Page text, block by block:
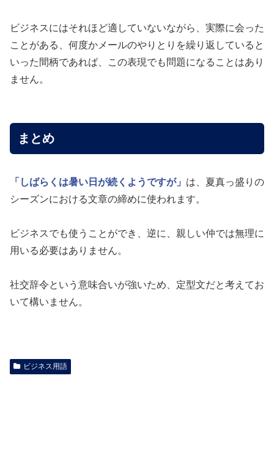
ビジネスにはそれほど適していないながら、実際に会った
ことがある、何度かメールのやりとりを繰り返していると
いった間柄であれば、この表現でも問題になることはあり
ません。
まとめ
「しばらくは暑い日が続くようですが」 は、夏真っ盛りの
シーズンにおける文章の締めに使われます。
ビジネスでも使うことができ、逆に、親しい仲では無理に
用いる必要はありません。
社交辞令という意味合いが強いため、定型文だと考えてお
いて構いません。
ビジネス用語